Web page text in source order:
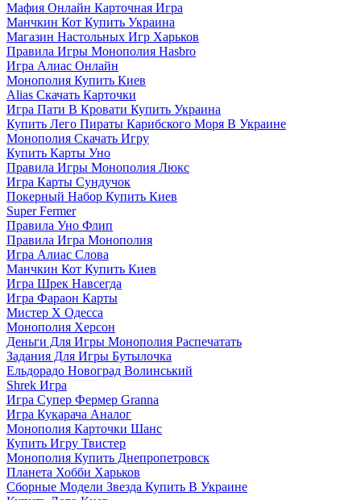
Мафия Онлайн Карточная Игра
Манчкин Кот Купить Украина
Магазин Настольных Игр Харьков
Правила Игры Монополия Hasbro
Игра Алиас Онлайн
Монополия Купить Киев
Alias Скачать Карточки
Игра Пати В Кровати Купить Украина
Купить Лего Пираты Карибского Моря В Украине
Монополия Скачать Игру
Купить Карты Уно
Правила Игры Монополия Люкс
Игра Карты Сундучок
Покерный Набор Купить Киев
Super Fermer
Правила Уно Флип
Правила Игра Монополия
Игра Алиас Слова
Манчкин Кот Купить Киев
Игра Шрек Навсегда
Игра Фараон Карты
Мистер Х Одесса
Монополия Херсон
Деньги Для Игры Монополия Распечатать
Задания Для Игры Бутылочка
Ельдорадо Новоград Волинський
Shrek Игра
Игра Супер Фермер Granna
Игра Кукарача Аналог
Монополия Карточки Шанс
Купить Игру Твистер
Монополия Купить Днепропетровск
Планета Хобби Харьков
Сборные Модели Звезда Купить В Украине